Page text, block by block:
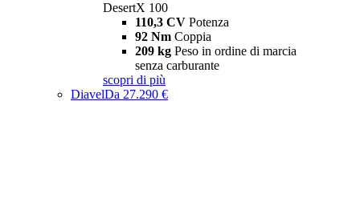
DesertX 100
110,3 CV Potenza
92 Nm Coppia
209 kg Peso in ordine di marcia
senza carburante
scopri di più
DiavelDa 27.290 €